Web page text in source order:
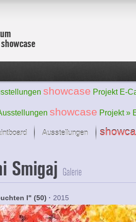
showcase Projekt E-
showcase Projekt »
im Fokus
Auswahl
Skulptur/Plastik
Grafik
Fotografie
Ausstellungen
Smigaj Galerie
I" (50) · 2015